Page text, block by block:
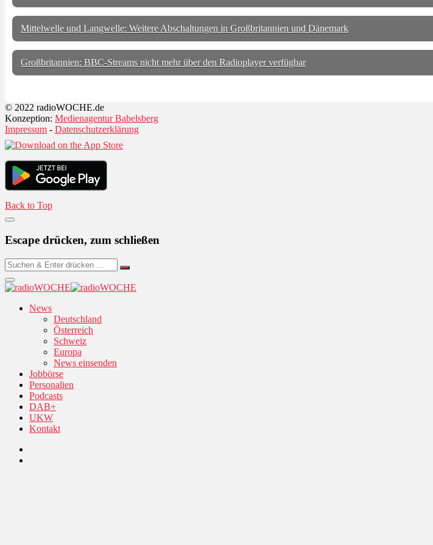
Mittelwelle und Langwelle: Weitere Abschaltungen in Großbritannien und Dänemark
Großbritannien: BBC-Streams nicht mehr über den Radioplayer verfügbar
© 2022 radioWOCHE.de
Konzeption: Medienagentur Babelsberg
Impressum - Datenschutzerklärung
Back to Top
Escape drücken, zum schließen
News
Deutschland
Österreich
Schweiz
Europa
News einsenden
Jobbörse
Personalien
Podcasts
DAB+
UKW
Kontakt